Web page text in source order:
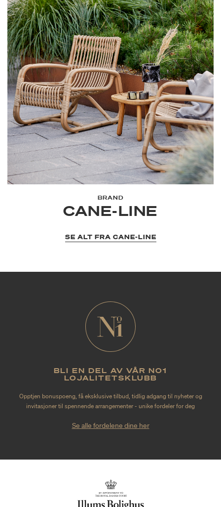
BRAND
CANE-LINE
SE ALT FRA CANE-LINE
BLI EN DEL AV VÅR NO1
LOJALITETSKLUBB
Opptjen bonuspoeng, få eksklusive tilbud, tidlig adgang til nyheter og
invitasjoner til spennende arrangementer - unike fordeler for deg
Se alle fordelene dine her